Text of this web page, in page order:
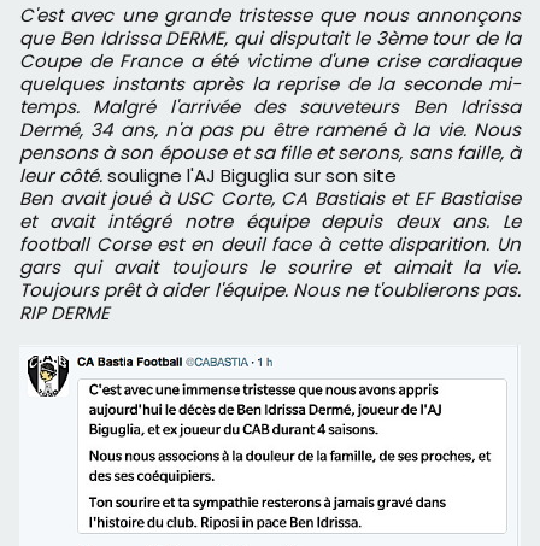
C'est avec une grande tristesse que nous annonçons
que Ben Idrissa DERME, qui disputait le 3ème tour de la
Coupe de France a été victime d'une crise cardiaque
quelques instants après la reprise de la seconde mi-
temps. Malgré l'arrivée des sauveteurs Ben Idrissa
Dermé, 34 ans, n'a pas pu être ramené à la vie. Nous
pensons à son épouse et sa fille et serons, sans faille, à
leur côté.souligne l'AJ Biguglia sur son site
Ben avait joué à USC Corte, CA Bastiais et EF Bastiaise
et avait intégré notre équipe depuis deux ans. Le
football Corse est en deuil face à cette disparition. Un
gars qui avait toujours le sourire et aimait la vie.
Toujours prêt à aider l'équipe. Nous ne t'oublierons pas.
RIP DERME